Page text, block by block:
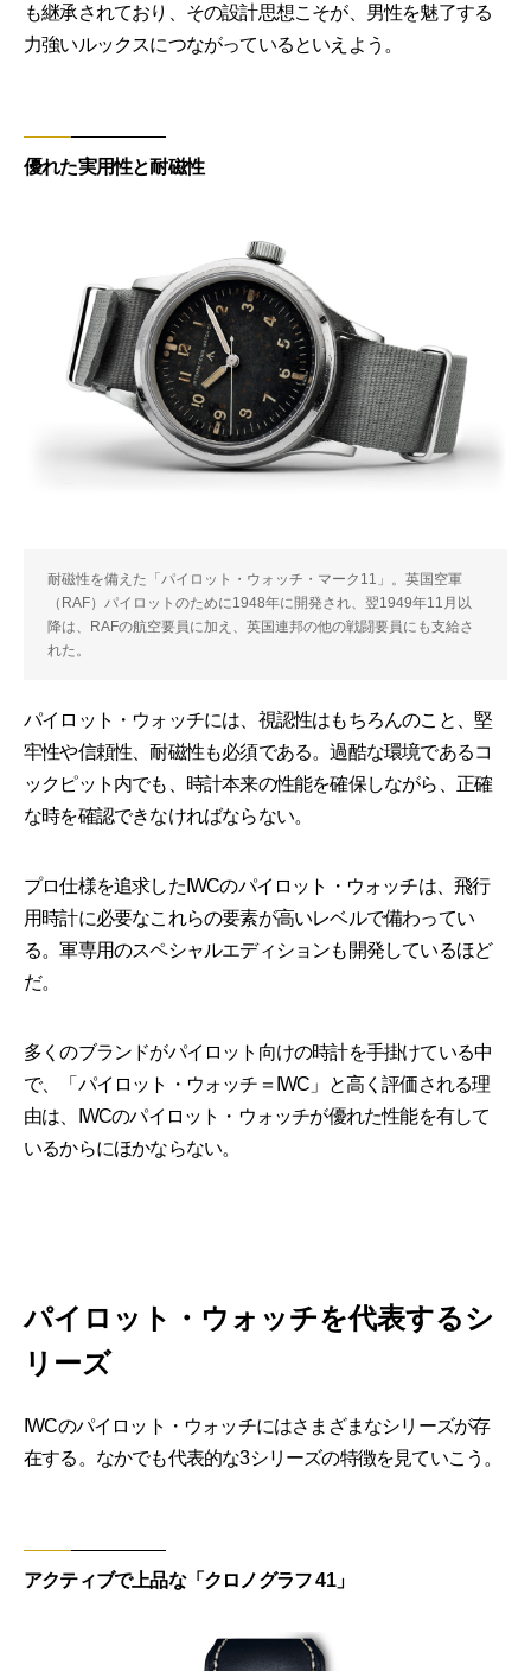
も継承されており、その設計思想こそが、男性を魅了する
力強いルックスにつながっているといえよう。
優れた実用性と耐磁性
耐磁性を備えた「パイロット・ウォッチ・マーク11」。英国空軍
（RAF）パイロットのために1948年に開発され、翌1949年11月以
降は、RAFの航空要員に加え、英国連邦の他の戦闘要員にも支給さ
れた。
パイロット・ウォッチには、視認性はもちろんのこと、堅
牢性や信頼性、耐磁性も必須である。過酷な環境であるコ
ックピット内でも、時計本来の性能を確保しながら、正確
な時を確認できなければならない。
プロ仕様を追求したIWCのパイロット・ウォッチは、飛行
用時計に必要なこれらの要素が高いレベルで備わってい
る。軍専用のスペシャルエディションも開発しているほど
だ。
多くのブランドがパイロット向けの時計を手掛けている中
で、「パイロット・ウォッチ＝IWC」と高く評価される理
由は、IWCのパイロット・ウォッチが優れた性能を有して
いるからにほかならない。
パイロット・ウォッチを代表するシ
リーズ
IWCのパイロット・ウォッチにはさまざまなシリーズが存
在する。なかでも代表的な3シリーズの特徴を見ていこう。
アクティブで上品な「クロノグラフ 41」